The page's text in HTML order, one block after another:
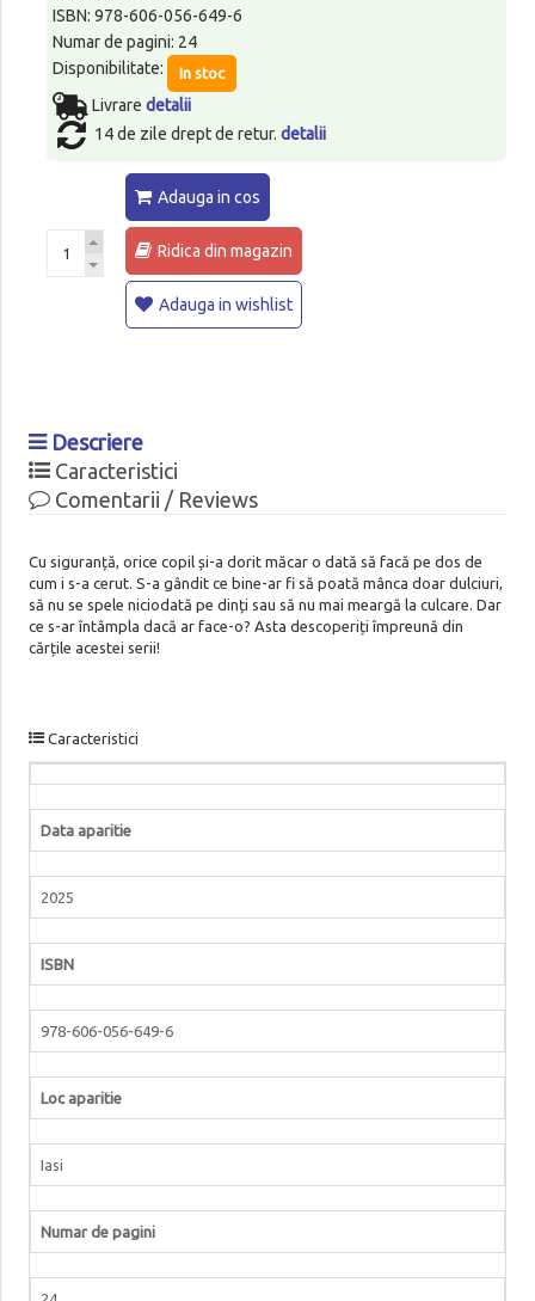
ISBN: 978-606-056-649-6
Numar de pagini: 24
Disponibilitate:
In stoc
Livrare detalii
14 de zile drept de retur. detalii
Adauga in cos
Ridica din magazin
Adauga in wishlist
Descriere
Caracteristici
Comentarii / Reviews
Cu siguranță, orice copil și-a dorit măcar o dată să facă pe dos de
cum i s-a cerut. S-a gândit ce bine-ar fi să poată mânca doar dulciuri,
să nu se spele niciodată pe dinți sau să nu mai meargă la culcare. Dar
ce s-ar întâmpla dacă ar face-o? Asta descoperiți împreună din
cărțile acestei serii!
Caracteristici
Data aparitie
2025
ISBN
978-606-056-649-6
Loc aparitie
Iasi
Numar de pagini